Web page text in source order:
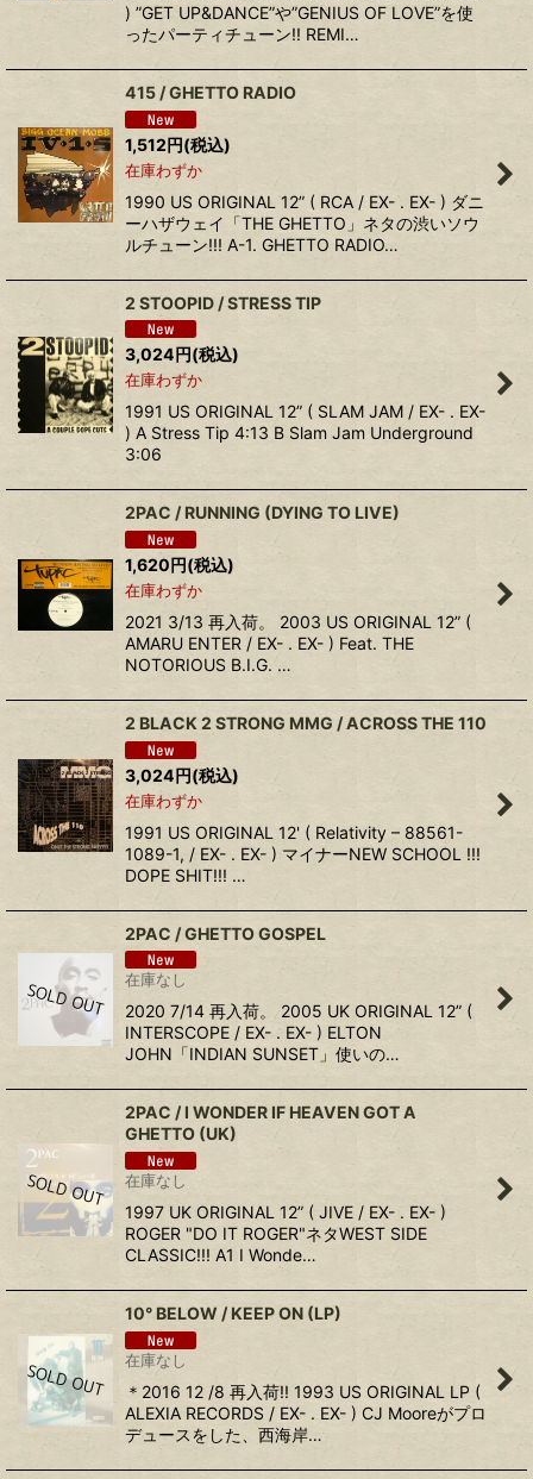
) ”GET UP&DANCE”や”GENIUS OF LOVE”を使
ったパーティチューン!! REMI…
415 / GHETTO RADIO
1,512円(税込)
在庫わずか
1990 US ORIGINAL 12” ( RCA / EX- . EX- ) ダニ
ーハザウェイ「THE GHETTO」ネタの渋いソウ
ルチューン!!! A-1. GHETTO RADIO…
2 STOOPID / STRESS TIP
3,024円(税込)
在庫わずか
1991 US ORIGINAL 12” ( SLAM JAM / EX- . EX-
) A Stress Tip 4:13 B Slam Jam Underground
3:06
2PAC / RUNNING (DYING TO LIVE)
1,620円(税込)
在庫わずか
2021 3/13 再入荷。 2003 US ORIGINAL 12” (
AMARU ENTER / EX- . EX- ) Feat. THE
NOTORIOUS B.I.G. …
2 BLACK 2 STRONG MMG / ACROSS THE 110
3,024円(税込)
在庫わずか
1991 US ORIGINAL 12' ( Relativity – 88561-
1089-1, / EX- . EX- ) マイナーNEW SCHOOL !!!
DOPE SHIT!!! …
2PAC / GHETTO GOSPEL
在庫なし
2020 7/14 再入荷。 2005 UK ORIGINAL 12” (
INTERSCOPE / EX- . EX- ) ELTON
JOHN「INDIAN SUNSET」使いの…
2PAC / I WONDER IF HEAVEN GOT A
GHETTO (UK)
在庫なし
1997 UK ORIGINAL 12” ( JIVE / EX- . EX- )
ROGER "DO IT ROGER"ネタWEST SIDE
CLASSIC!!! A1 I Wonde…
10° BELOW / KEEP ON (LP)
在庫なし
＊2016 12 /8 再入荷!! 1993 US ORIGINAL LP (
ALEXIA RECORDS / EX- . EX- ) CJ Mooreがプロ
デュースをした、西海岸…